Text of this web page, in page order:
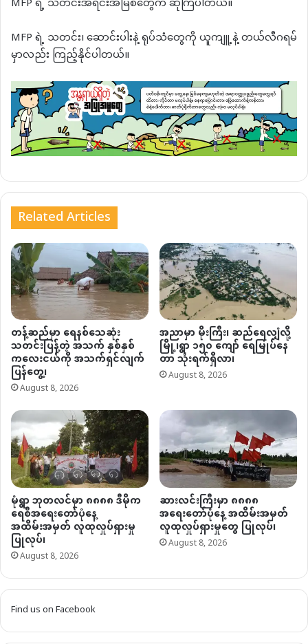
MFP ရဲ့ သတင်း၊ ဆောင်းပါးနဲ့ ရုပ်သံတွေကို ယူကျူ့နဲ့ တယ်လီဂရမ်
မှာလည်း ကြည့်နိုင်ပါတယ်။
Related Articles
တန့်ဆည်မှာ ရေနစ်သေဆုံး
သတင်းပြန့်တဲ့ အသက် နှစ်နှစ်
ကလေးငယ်ကို အသက်ရှင်လျက်
ပြန်တွေ့၊
August 8, 2026
အညာမှာ မိုးကြီး၊ ဆည်ရေလျှံလို့
မြို့၊ရွာ ၁၅၀ ကျော် ရေမြုပ်နေ
တာ သုံးရက်ရှိလာ၊
August 8, 2026
မုံရွာ ဘုတလင်မှာ ၈၈၈၈ ဒီမိုက
ရေစီအရေးတော်ပုံနေ့
အထိမ်းအမှတ် လူထုလှုပ်ရှားမှု
ပြုလုပ်၊
August 8, 2026
ဆားလင်းကြီးမှာ ၈၈၈၈
အရေးတော်ပုံနေ့ အထိမ်းအမှတ်
လူထုလှုပ်ရှားမှုတွေ ပြုလုပ်၊
August 8, 2026
Find us on Facebook